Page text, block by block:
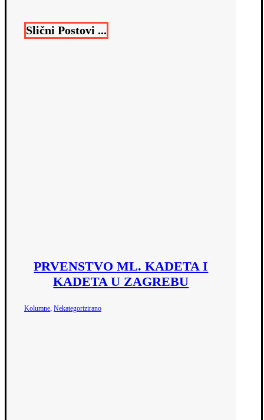
Slični Postovi ...
PRVENSTVO ML. KADETA I
KADETA U ZAGREBU
Kolumne, Nekategorizirano